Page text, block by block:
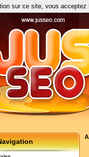
sur ce site, vous